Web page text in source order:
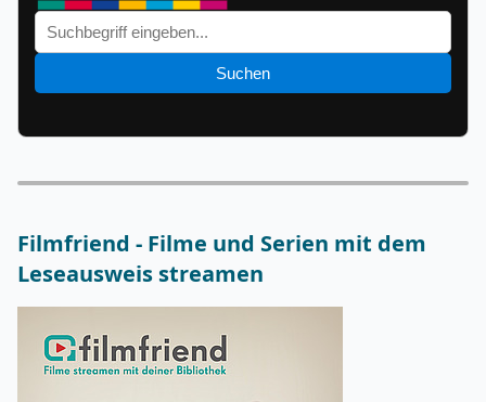
Filmfriend - Filme und Serien mit dem
Leseausweis streamen